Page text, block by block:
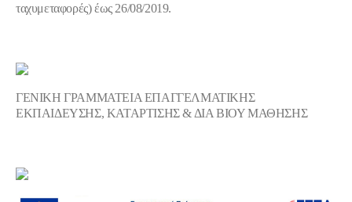
ταχυμεταφορές) έως 26/08/2019.
ΓΕΝΙΚΗ ΓΡΑΜΜΑΤΕΙΑ ΕΠΑΓΓΕΛΜΑΤΙΚΗΣ
ΕΚΠΑΙΔΕΥΣΗΣ, ΚΑΤΑΡΤΙΣΗΣ & ΔΙΑ ΒΙΟΥ ΜΑΘΗΣΗΣ